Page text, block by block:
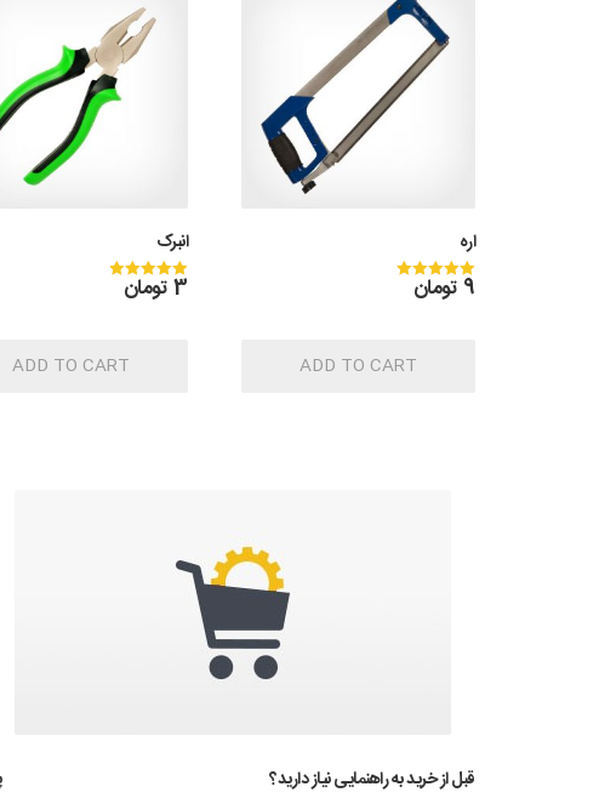
اره
Rated
9 تومان
ADD TO CART
انبرک
Rated
3 تومان
ADD TO CART
قبل از خرید به راهنمایی نیاز دارید؟